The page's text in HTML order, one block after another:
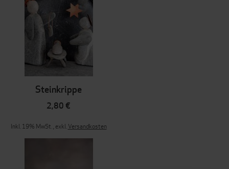
Steinkrippe
2,80 €
Inkl. 19% MwSt.,exkl.Versandkosten